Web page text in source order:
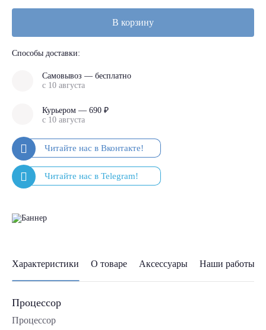
В корзину
Способы доставки:
Самовывоз — бесплатно
с 10 августа
Курьером — 690 ₽
с 10 августа
Характеристики О товаре Аксессуары Наши работы
Процессор
Процессор